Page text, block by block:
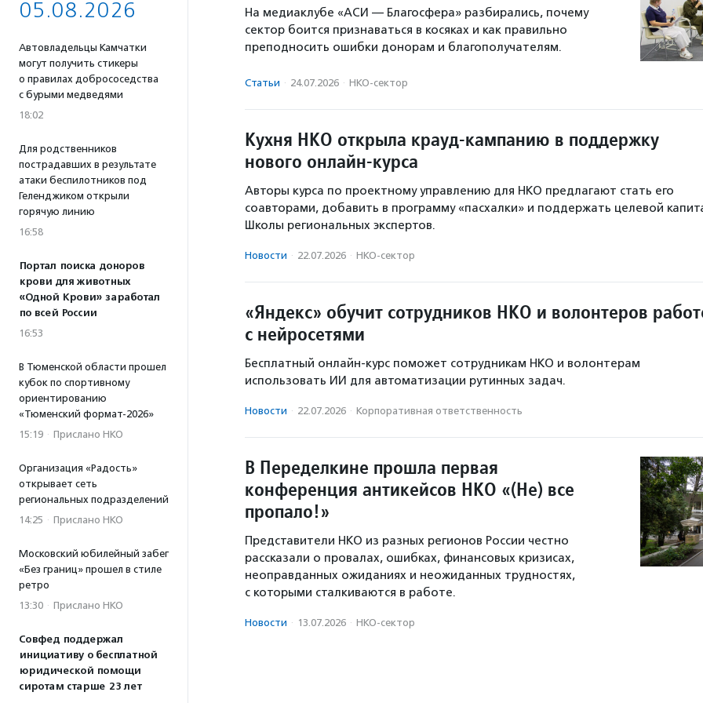
05.08.2026
Автовладельцы Камчатки
могут получить стикеры
о правилах добрососедства
с бурыми медведями
18:02
Для родственников
пострадавших в результате
атаки беспилотников под
Геленджиком открыли
горячую линию
16:58
Портал поиска доноров
крови для животных
«Одной Крови» заработал
по всей России
16:53
В Тюменской области прошел
кубок по спортивному
ориентированию
«Тюменский формат-2026»
15:19 · Прислано НКО
Организация «Радость»
открывает сеть
региональных подразделений
14:25 · Прислано НКО
Московский юбилейный забег
«Без границ» прошел в стиле
ретро
13:30 · Прислано НКО
Совфед поддержал
инициативу о бесплатной
юридической помощи
сиротам старше 23 лет
На медиаклубе «АСИ — Благосфера» разбирались, почему
сектор боится признаваться в косяках и как правильно
преподносить ошибки донорам и благополучателям.
Статьи · 24.07.2026 · НКО-сектор
Кухня НКО открыла крауд-кампанию в поддержку
нового онлайн-курса
Авторы курса по проектному управлению для НКО предлагают стать его
соавторами, добавить в программу «пасхалки» и поддержать целевой
Школы региональных экспертов.
Новости · 22.07.2026 · НКО-сектор
«Яндекс» обучит сотрудников НКО и волонтеров
с нейросетями
Бесплатный онлайн-курс поможет сотрудникам НКО и волонтерам
использовать ИИ для автоматизации рутинных задач.
Новости · 22.07.2026 · Корпоративная ответственность
В Переделкине прошла первая
конференция антикейсов НКО «(Не) все
пропало!»
Представители НКО из разных регионов России честно
рассказали о провалах, ошибках, финансовых кризисах,
неоправданных ожиданиях и неожиданных трудностях,
с которыми сталкиваются в работе.
Новости · 13.07.2026 · НКО-сектор